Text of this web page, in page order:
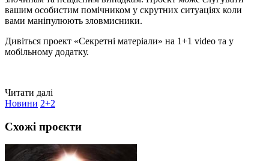
вашим особистим помічником у скрутних ситуаціях коли
вами маніпулюють зловмисники.
Дивіться проект «Секретні матеріали» на 1+1 video та у
мобільному додатку.
Читати далі
Новини 2+2
Схожі проєкти